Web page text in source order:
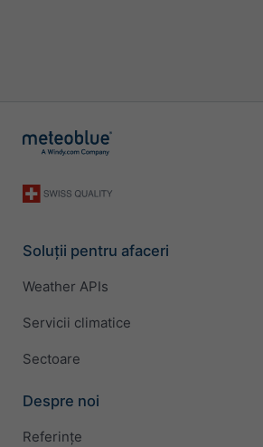
Soluții pentru afaceri
Weather APIs
Servicii climatice
Sectoare
Despre noi
Referințe